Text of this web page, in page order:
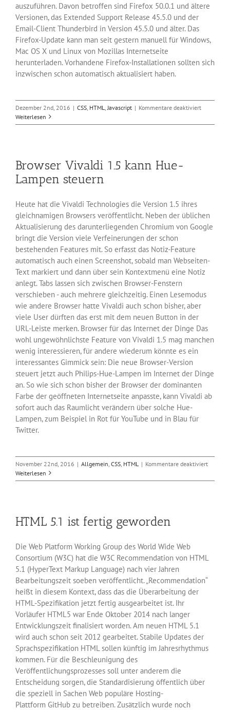
auszuführen. Davon betroffen sind Firefox 50.0.1 und ältere
Versionen, das Extended Support Release 45.5.0 und der
Email-Client Thunderbird in Version 45.5.0 und älter. Das
Firefox-Update kann man seit gestern manuell für Windows,
Mac OS X und Linux von Mozillas Internetseite
herunterladen. Vorhandene Firefox-Installationen sollten sich
inzwischen schon automatisch aktualisiert haben.
Dezember 2nd, 2016 | CSS HTML Javascript | Kommentare deaktiviertfür
Day-
Weiterlesen
Browser Vivaldi 1.5 kann Hue-
Lampen steuern
Heute hat die Vivaldi Technologies die Version 1.5 ihres
gleichnamigen Browsers veröffentlicht. Neben der üblichen
Aktualisierung des darunterliegenden Chromium von Google
bringt die Version viele Verfeinerungen der schon
bestehenden Features mit. So erfasst das Notiz-Feature
automatisch auch einen Screenshot, sobald man Webseiten-
Text markiert und dann über sein Kontextmenü eine Notiz
anlegt. Tabs lassen sich zwischen Browser-Fenstern
verschieben - auch mehrere gleichzeitig. Einen Lesemodus
wie andere Browser hatte Vivaldi auch schon bisher, aber
viele User dürften das erst mit dem neuen Button in der
URL-Leiste merken. Browser für das Internet der Dinge Das
wohl ungewöhnlichste Feature von Vivaldi 1.5 mag manchen
wenig interessieren, für andere wiederum könnte es ein
interessantes Gimmick sein: Die neue Browser-Version
steuert jetzt auch Philips-Hue-Lampen im Internet der Dinge
an. So wie sich schon bisher der Browser der dominanten
Farbe der geöffneten Internetseite anpasste, kann Vivaldi ab
sofort auch das Raumlicht verändern über solche Hue-
Lampen, zum Beispiel in Rot für YouTube und in Blau für
Twitter.
November 22nd, 2016 | Allgemein CSS HTML | Kommentare deaktiviertfür
Vivaldi
Weiterlesen
HTML 5.1 ist fertig geworden
Die Web Platform Working Group des World Wide Web
Consortium (W3C) hat die W3C Recommendation von HTML
5.1 (HyperText Markup Language) nach vier Jahren
Bearbeitungszeit soeben veröffentlicht. „Recommendation“
heißt in diesem Kontext, dass das die Überarbeitung der
HTML-Spezifikation jetzt fertig ausgearbeitet ist. Ihr
Vorläufer HTML5 war Ende Oktober 2014 nach langer
Entwicklungszeit finalisiert worden. Am neuen HTML 5.1
wird auch schon seit 2012 gearbeitet. Stabile Updates der
Sprachspezifikation HTML sollen künftig im Jahresrhythmus
kommen. Für die Beschleunigung des
Veröffentlichungsprozesses soll unter anderem die
Entscheidung sorgen, die Standardisierung öffentlich über
die speziell in Sachen Web populäre Hosting-
Plattform GitHub zu betreiben. Zusätzlich wurde noch